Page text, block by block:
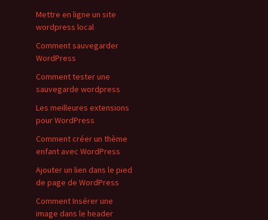
Mettre en ligne un site
wordpress local
Comment sauvegarder
WordPress
Comment tester une
sauvegarde wordpress
Les meilleures extensions
pour WordPress
Comment créer un thème
enfant avec WordPress
Ajouter un lien dans le pied
de page de WordPress
Comment Insérer une
image dans le header